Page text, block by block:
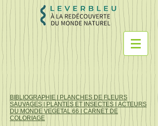
BIBLIOGRAPHIE
PLANCHES DE FLEURS
SAUVAGES
PLANTES ET INSECTES
ACTEURS
DU MONDE VEGETAL 66
CARNET DE
COLORIAGE